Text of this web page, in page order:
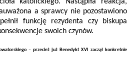
katolickiego. Nastąpiła reakcja,
a sprawcy nie pozostawiono
funkcję rezydenta czy biskupa
swoich czynów.
– przecież już Benedykt XVI zaczął konkretnie